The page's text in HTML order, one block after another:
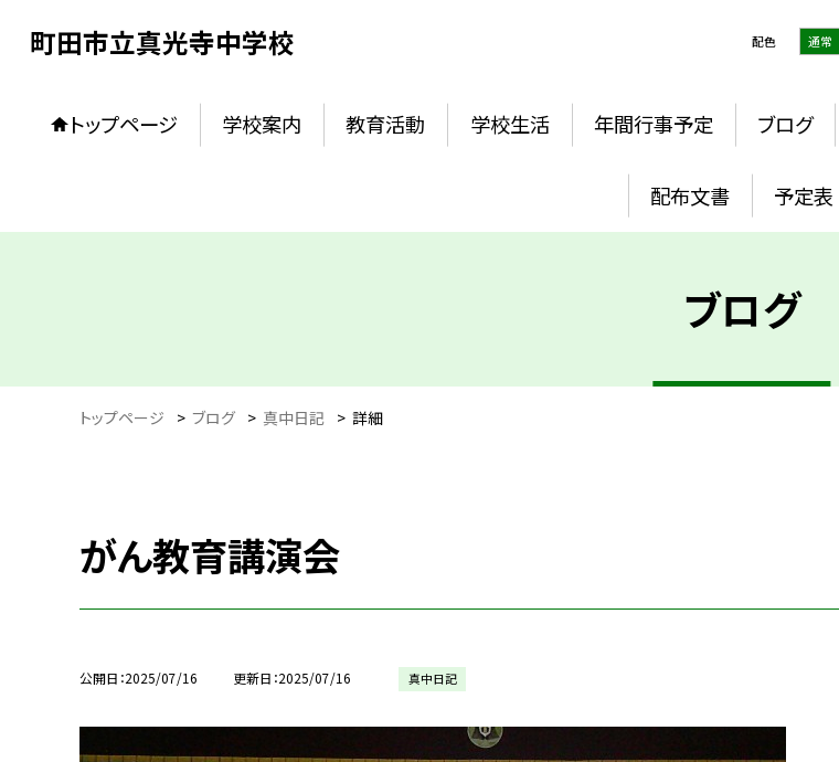
町田市立真光寺中学校 配色 通常
トップページ 学校案内 教育活動 学校生活 年間行事予定 ブログ
配布文書 予定表
ブログ
トップページ > ブログ > 真中日記 > 詳細
がん教育講演会
公開日 2025/07/16 更新日 2025/07/16 真中日記